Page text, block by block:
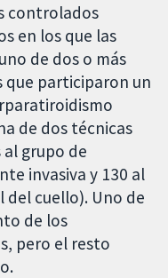
controlados
en los que las
de dos o más
participaron un
de dos técnicas
grupo de
invasiva y 130 al
cuello). Uno de
de los
pero el resto